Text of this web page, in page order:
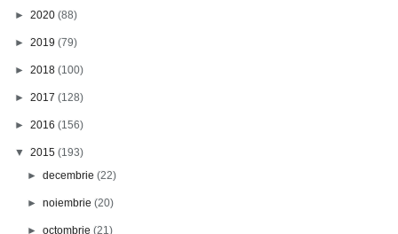
► 2020 (88)
► 2019 (79)
► 2018 (100)
► 2017 (128)
► 2016 (156)
▼ 2015 (193)
►decembrie(22)
►noiembrie(20)
►octombrie(21)